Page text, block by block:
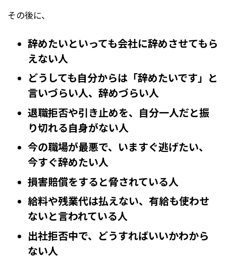
その後に、
辞めたいといっても会社に辞めさせてもら
えない人
どうしても自分からは「辞めたいです」と
言いづらい人、辞めづらい人
退職拒否や引き止めを、自分一人だと振
り切れる自身がない人
今の職場が最悪で、いますぐ逃げたい、
今すぐ辞めたい人
損害賠償をすると脅されている人
給料や残業代は払えない、有給も使わせ
ないと言われている人
出社拒否中で、どうすればいいかわから
ない人